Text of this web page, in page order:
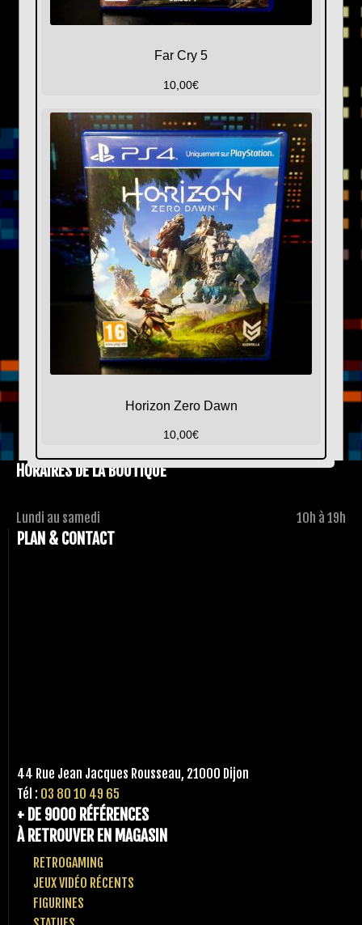
Far Cry 5
10,00€
Horizon Zero Dawn
10,00€
HORAIRES DE LA BOUTIQUE
Lundi au samedi 10h à 19h
PLAN & CONTACT
44 Rue Jean Jacques Rousseau, 21000 Dijon
Tél : 03 80 10 49 65
+ DE 9000 RÉFÉRENCES
À RETROUVER EN MAGASIN
RETROGAMING
JEUX VIDÉO RÉCENTS
FIGURINES